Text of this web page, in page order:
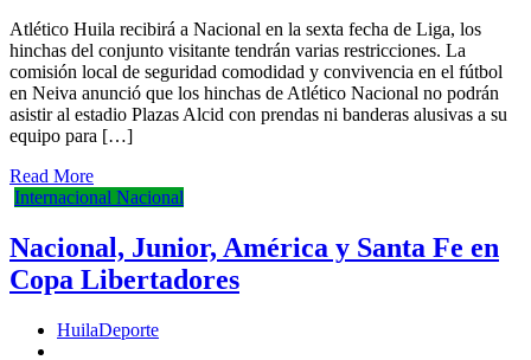
Atlético Huila recibirá a Nacional en la sexta fecha de Liga, los
hinchas del conjunto visitante tendrán varias restricciones. La
comisión local de seguridad comodidad y convivencia en el fútbol
en Neiva anunció que los hinchas de Atlético Nacional no podrán
asistir al estadio Plazas Alcid con prendas ni banderas alusivas a su
equipo para […]
Read More
Internacional Nacional
Nacional, Junior, América y Santa Fe en
Copa Libertadores
HuilaDeporte